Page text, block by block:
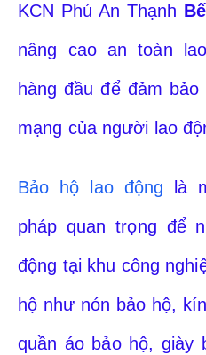
KCN Phú An Thạnh
nâng cao an toàn
hàng đầu để đảm
mạng của người lao
Bảo hộ lao động là
pháp quan trọng để
động tại khu công
hộ như nón bảo hộ,
quần áo bảo hộ, giày